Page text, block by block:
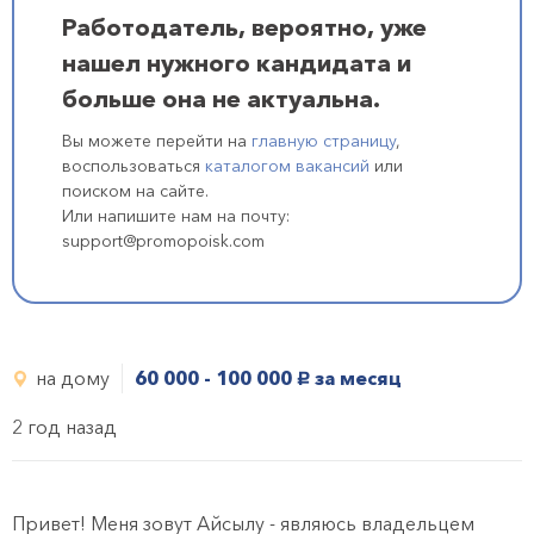
Работодатель, вероятно, уже
нашел нужного кандидата и
больше она не актуальна.
Вы можете перейти на главную страницу,
воспользоваться каталогом вакансий или
поиском на сайте.
Или напишите нам на почту:
support@promopoisk.com
на дому 60 000 - 100 000 руб. за месяц
2 год назад
Привет! Меня зовут Айсылу - являюсь владельцем